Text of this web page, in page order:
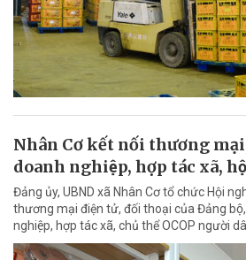
Nhân Cơ kết nối thương
doanh nghiệp, hợp tác xã,
Đảng ủy, UBND xã Nhân Cơ tổ chức Hội
thương mại điện tử, đối thoại của Đảng
nghiệp, hợp tác xã, chủ thể OCOP người